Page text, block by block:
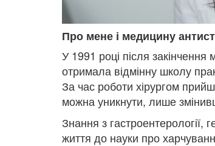
Про мене і медицину
У 1991 році після закінчення
отримала відмінну школу
За час роботи хірургом
можна уникнути, лише
Знання з
життя до науки про